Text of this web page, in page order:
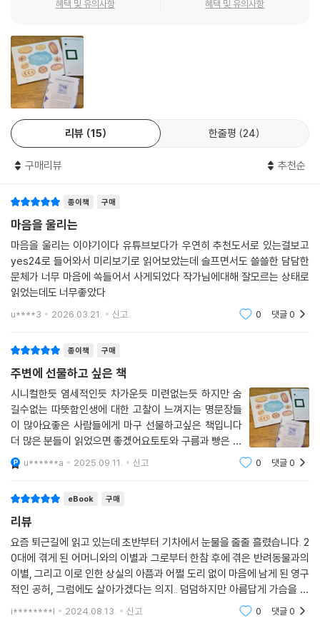
을 이미 거의 다 빼 먹은 이가 있을 것이고, 아직 한두 개도 빼 먹지 않은 이
며 그럼에도 불구하고 이룬 것들이 적잖은 자이기를 바란다. 우리에게는
아직 좋은 일들이 본격적으로 시작도 되지 아니하였으나, 웬걸 크게 나쁘
지는 않다. 그리고 훗날 우리는 전자의 쓸쓸함을 목도하는 동시에 우리가
후자에 속하였기에 곶감 같은 것들의 유무와는 아무 상관없이 멋진 인생을
살았다는 것에 감사하게 될 것이다. 우리가 맨 처음 상상했던 그것은 사랑
그 자체이기도 했던 것이다. 희망은 쓸쓸해서 귀하다.”
--- p.99
라고 말한다. 인생은 시처럼 비장하거나 아름답지도 않고 소설처럼 풍성하
고 구조적이지도 않기 때문이다. 그가 말하는 인생은 차라리 순간순간 한
편의 수필에 더 가깝다. 자기만의 ‘수공업’을 무기 삼아 주어진 삶을 꾸준히
견디어 내는 수필의 자세로 생의 “작은 신비”를 일구어 가야 한다는 것. 그
렇게 도달한 삶이란 결코 번뇌가 없는 삶이 아니다. 번뇌의 질이 높아진 삶
이다.
한 것이 아니라 슬픔을 모를 때 불행하다. 세상은 우리가 이해할 수 없는 일
들이 벌어지는 불친절한 무대다. 극악무도한 테러로 삶과 죽음이 자리를
바꾸고, 쉽사리 빠져나올 수 없는 슬픔에 파묻히는 걸 막을 수도 없다. 비극
앞에서 인간이 할 수 있는 일은 무에 가깝다. 그러나 우리는 우리에게 주어
진 비극을 공부함으로써 비극에 대해 계몽될 수 있다. 문학, 철학, 정치, 역
사, 종교를 망라하며 세상을 해석하고 자신을 관통하는 글들은 희망과 절
망이라는 문학적인 주제에 관한 가장 과학적인 글이다.
■ 고독한 밤과 호루라기
4부에 수록된 글은 작가 노트 형식의 글이다. 자신의 문학론인 동시에 현
대문학을 탄생시킨 현대성에 대한 치열한 고민이 담겨 있다. 이때의 현대
성은 문학과 시대에만 국한되지 않는다. 한겨울 혹한의 깊은 밤길을 혼자
걷다가 불현듯 가슴이 미칠 것처럼 답답해 작은 호루라기라도 있으면 죽을
힘을 다해 불어 버리고 싶은 충동이야말로 우리 내면의 고독에 대한 가장
사실적인 이미지가 아닐까. 그 밤, 그 답답함, 그 고독의 한가운데에서 신에
고독을 도와주려 한다. 우리의 밤바다를 비춰 주는 등대 불빛이 되려 한다.
혜택 및 유의사항 혜택 및 유의사항
리뷰 15 한줄평 24
구매리뷰 추천순
종이책 구매
마음을 울리는
마음을 울리는 이야기이다 유튜브보다가 우연히 추천도서로 있는걸보고
yes24로 들어와서 미리보기로 읽어보았는데 슬프면서도 쓸쓸한 담담한
문체가 너무 마음에 쏙들어서 사게되었다 작가님에대해 잘모르는 상태로
읽었는데도 너무좋았다
u****3 2026.03.21. 신고 0 댓글0
종이책 구매
주변에 선물하고 싶은 책
시니컬한듯 염세적인듯 차가운듯 미련없는듯 하지만 숨
길수없는 따뜻함인생에 대한 고찰이 느껴지는 명문장들
이 많아요좋은 사람들에게 마구 선물하고싶은 책입니다
더 많은 분들이 읽었으면 좋겠어요토토와 구름과 빵은 호
루라기 중 첫 챕터만 수록된 그림책입니다 참고하시길 바
래요저는 팬심으로 구매했습니다
u******a 2025.09.11. 신고 0 댓글0
eBook 구매
리뷰
요즘 퇴근길에 읽고 있는데 초반부터 기차에서 눈물을 줄줄 흘렸습니다. 2
0대에 겪게 된 어머니와의 이별과 그로부터 한참 후에 겪은 반려동물과의
이별, 그리고 이로 인한 상실의 아픔과 어쩔 도리 없이 마음에 남게 된 영구
적인 공허, 그럼에도 살아가겠다는 의지.. 덤덤하지만 아름답게 가슴을 후
벼파는 문장들이 줄줄이 이어져 눈물을 흘리며 형광펜을 칠했습니다. 그러
i********l 2024.08.13. 신고 0 댓글0